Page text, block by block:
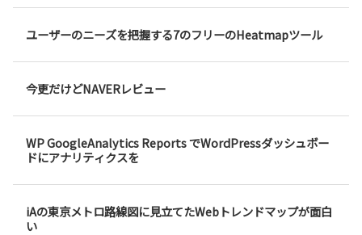
ユーザーのニーズを把握する7のフリーのHeatmapツール
今更だけどNAVERレビュー
WP GoogleAnalytics Reports でWordPressダッシュボー
ドにアナリティクスを
iAの東京メトロ路線図に見立てたWebトレンドマップが面白
い